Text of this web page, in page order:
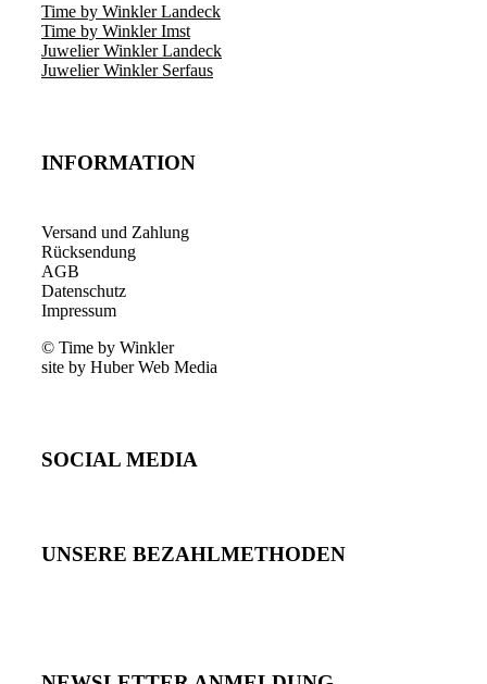
Time by Winkler Landeck
Time by Winkler Imst
Juwelier Winkler Landeck
Juwelier Winkler Serfaus
INFORMATION
Versand und Zahlung
Rücksendung
AGB
Datenschutz
Impressum
© Time by Winkler
site by Huber Web Media
SOCIAL MEDIA
UNSERE BEZAHLMETHODEN